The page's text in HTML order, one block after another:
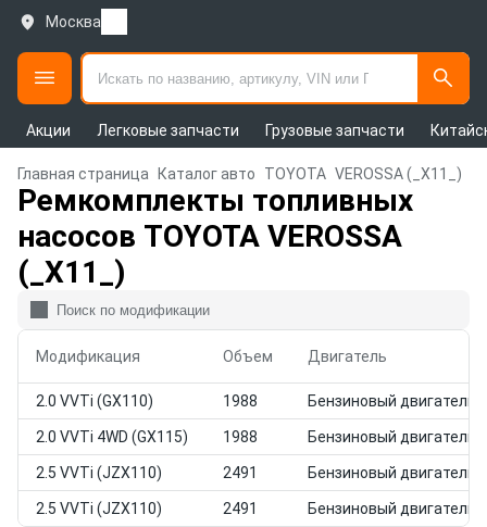
Москва
Акции Легковые запчасти Грузовые запчасти
Главная страница Каталог авто TOYOTA VEROSSA (_X11_)
Ремкомплекты топливных
насосов TOYOTA VEROSSA
(_X11_)
Модификация Объем Двигатель
2.0 VVTi (GX110) 1988 Бензиновый двигатель
2.0 VVTi 4WD (GX115) 1988 Бензиновый двигатель
2.5 VVTi (JZX110) 2491 Бензиновый двигатель
2.5 VVTi (JZX110) 2491 Бензиновый двигатель